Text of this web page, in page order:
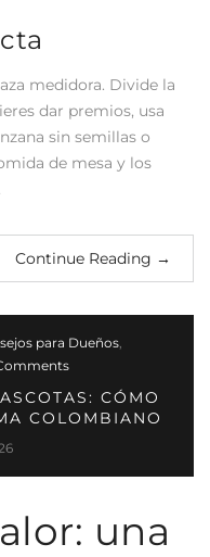
medidora. Divide la
dar premios, usa
sin semillas o
de mesa y los
Continue Reading →
para Dueños,
CÓMO
COLOMBIANO
una